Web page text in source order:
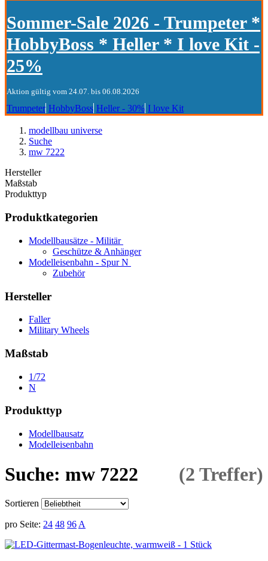
Sommer-Sale 2026 - Trumpeter *
HobbyBoss * Heller * I love Kit -
25%
Aktion gültig vom 24.07. bis 06.08.2026
Trumpeter HobbyBoss Heller - 30% I love Kit
modellbau universe
Suche
mw 7222
Hersteller
Maßstab
Produkttyp
Produktkategorien
Modellbausätze - Militär
Geschütze & Anhänger
Modelleisenbahn - Spur N
Zubehör
Hersteller
Faller
Military Wheels
Maßstab
1/72
N
Produkttyp
Modellbausatz
Modelleisenbahn
Suche: mw 7222 (2 Treffer)
Sortieren
pro Seite: 24 48 96 A